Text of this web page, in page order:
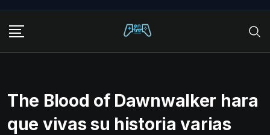
content
The Blood of Dawnwalker hara
que vivas su historia varias